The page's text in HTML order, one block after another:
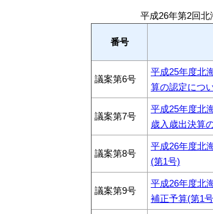
平成26年第2回
番号
議案第6号
平成25年度北
算の認定につ
議案第7号
平成25年度北
歳入歳出決算
議案第8号
平成26年度北
(第1号)
議案第9号
平成26年度北
補正予算(第1